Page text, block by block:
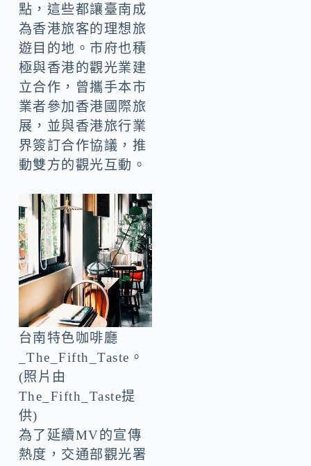
點，這些都讓臺南成
為香港旅客的理想旅
遊目的地。市府也積
極與香港的觀光業建
立合作，曾攜手本市
業者參加香港國際旅
展，並與香港旅行業
界簽訂合作協議，推
動雙方的觀光互動。
台南特色咖啡廳
_The_Fifth_Taste。
(照片由
The_Fifth_Taste提
供)
為了延續MV的宣傳
熱度，交通部觀光署